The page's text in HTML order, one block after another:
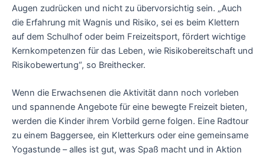
Augen zudrücken und nicht zu übervorsichtig sein. „Auch
die Erfahrung mit Wagnis und Risiko, sei es beim Klettern
auf dem Schulhof oder beim Freizeitsport, fördert wichtige
Kernkompetenzen für das Leben, wie Risikobereitschaft und
Risikobewertung“, so Breithecker.
Wenn die Erwachsenen die Aktivität dann noch vorleben
und spannende Angebote für eine bewegte Freizeit bieten,
werden die Kinder ihrem Vorbild gerne folgen. Eine Radtour
zu einem Baggersee, ein Kletterkurs oder eine gemeinsame
Yogastunde – alles ist gut, was Spaß macht und in Aktion